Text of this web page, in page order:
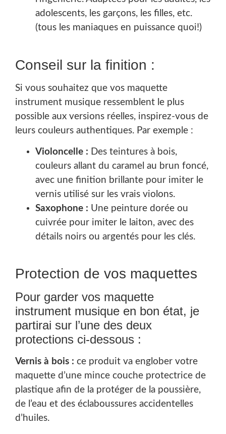
adolescents, les garçons, les filles, etc.
(tous les maniaques en puissance quoi!)
Conseil sur la finition :
Si vous souhaitez que vos maquette
instrument musique ressemblent le plus
possible aux versions réelles, inspirez-vous de
leurs couleurs authentiques. Par exemple :
Violoncelle : Des teintures à bois,
couleurs allant du caramel au brun foncé,
avec une finition brillante pour imiter le
vernis utilisé sur les vrais violons.
Saxophone : Une peinture dorée ou
cuivrée pour imiter le laiton, avec des
détails noirs ou argentés pour les clés.
Protection de vos maquettes
Pour garder vos maquette
instrument musique en bon état, je
partirai sur l’une des deux
protections ci-dessous :
Vernis à bois : ce produit va englober votre
maquette d’une mince couche protectrice de
plastique afin de la protéger de la poussière,
de l’eau et des éclaboussures accidentelles
d’huiles.